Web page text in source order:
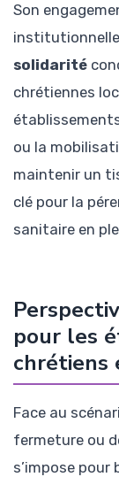
Son
solidarité
chrétiennes
ou la
maintenir un
clé pour la
sanitaire en
pour les
chrétiens
Face au
fermeture ou
s’impose pour